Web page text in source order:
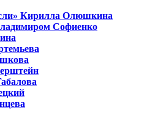
Кирилла Олюшкина
Софиенко